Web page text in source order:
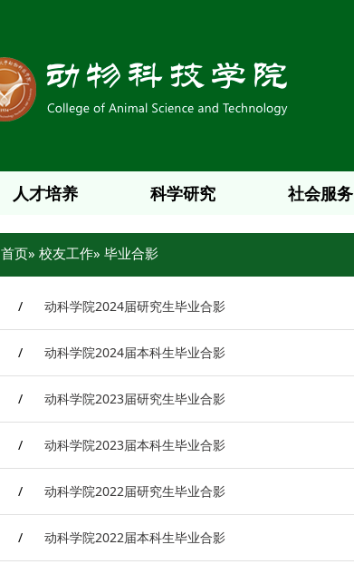
人才培养 科学研究 社会服务
首页» 校友工作» 毕业合影
/ 动科学院2024届研究生毕业合影
/ 动科学院2024届本科生毕业合影
/ 动科学院2023届研究生毕业合影
/ 动科学院2023届本科生毕业合影
/ 动科学院2022届研究生毕业合影
/ 动科学院2022届本科生毕业合影